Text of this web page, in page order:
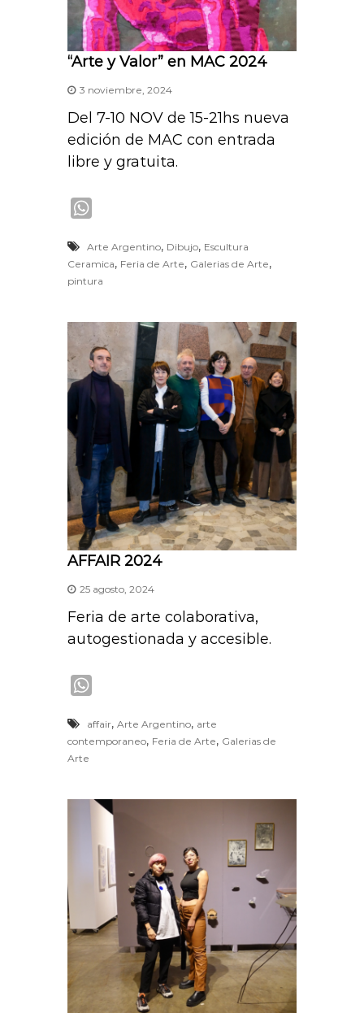
“Arte y Valor” en MAC 2024
3 noviembre, 2024
Del 7-10 NOV de 15-21hs nueva
edición de MAC con entrada
libre y gratuita.
a
t
p
p
Arte Argentino, Dibujo, Escultura
Ceramica, Feria de Arte, Galerias de Arte,
pintura
AFFAIR 2024
25 agosto, 2024
Feria de arte colaborativa,
autogestionada y accesible.
a
t
affair,Arte Argentino, arte
contemporaneo, Feria de Arte, Galerias de
Arte